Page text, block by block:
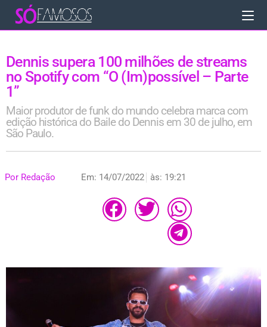
Dennis supera 100 milhões de streams
no Spotify com “O (Im)possível – Parte
1”
Maior produtor de funk do mundo celebra marca com
edição histórica do Baile do Dennis em 30 de julho, em
São Paulo.
Por Redação Em: 14/07/2022 às: 19:21